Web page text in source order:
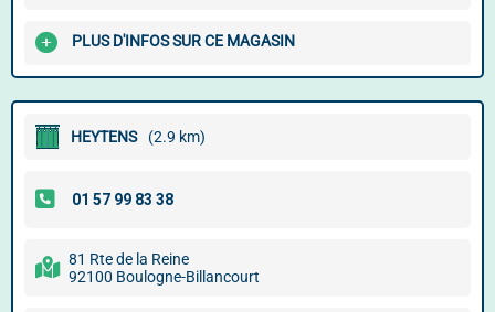
PLUS D'INFOS SUR CE MAGASIN
HEYTENS (2.9 km)
81 Rte de la Reine
92100 Boulogne-Billancourt